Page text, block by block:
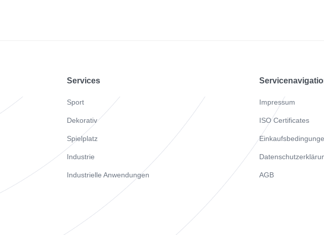
Services
Sport
Dekorativ
Spielplatz
Industrie
Industrielle Anwendungen
Impressum
ISO Certificates
AGB